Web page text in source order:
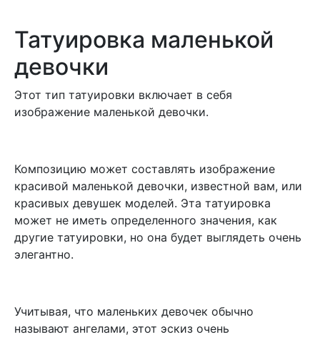
Татуировка маленькой
девочки
Этот тип татуировки включает в себя
изображение маленькой девочки.
Композицию может составлять изображение
красивой маленькой девочки, известной вам, или
красивых девушек моделей. Эта татуировка
может не иметь определенного значения, как
другие татуировки, но она будет выглядеть очень
элегантно.
Учитывая, что маленьких девочек обычно
называют ангелами, этот эскиз очень